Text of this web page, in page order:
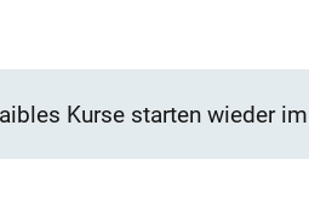
Kurse starten wieder